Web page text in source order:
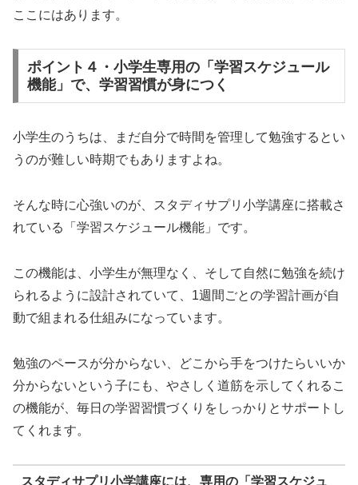
ここにはあります。
ポイント４・小学生専用の「学習スケジュール
機能」で、学習習慣が身につく
小学生のうちは、まだ自分で時間を管理して勉強するとい
うのが難しい時期でもありますよね。
そんな時に心強いのが、スタディサプリ小学講座に搭載さ
れている「学習スケジュール機能」です。
この機能は、小学生が無理なく、そして自然に勉強を続け
られるように設計されていて、1週間ごとの学習計画が自
動で組まれる仕組みになっています。
勉強のペースが分からない、どこから手をつけたらいいか
分からないという子にも、やさしく道筋を示してくれるこ
の機能が、毎日の学習習慣づくりをしっかりとサポートし
てくれます。
スタディサプリ小学講座には、専用の「学習スケジュ